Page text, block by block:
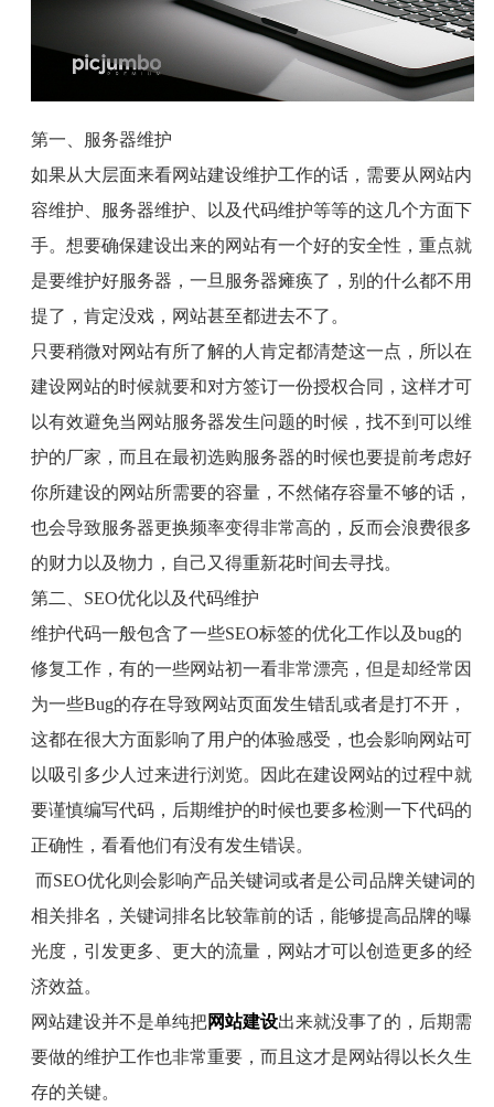
第一、服务器维护
如果从大层面来看网站建设维护工作的话，需要从网站内
容维护、服务器维护、以及代码维护等等的这几个方面下
手。想要确保建设出来的网站有一个好的安全性，重点就
是要维护好服务器，一旦服务器瘫痪了，别的什么都不用
提了，肯定没戏，网站甚至都进去不了。
只要稍微对网站有所了解的人肯定都清楚这一点，所以在
建设网站的时候就要和对方签订一份授权合同，这样才可
以有效避免当网站服务器发生问题的时候，找不到可以维
护的厂家，而且在最初选购服务器的时候也要提前考虑好
你所建设的网站所需要的容量，不然储存容量不够的话，
也会导致服务器更换频率变得非常高的，反而会浪费很多
的财力以及物力，自己又得重新花时间去寻找。
第二、 SEO优化以及代码维护
维护代码一般包含了一些SEO标签的优化工作以及bug的
修复工作，有的一些网站初一看非常漂亮，但是却经常因
为一些Bug的存在导致网站页面发生错乱或者是打不开，
这都在很大方面影响了用户的体验感受，也会影响网站可
以吸引多少人过来进行浏览。因此在建设网站的过程中就
要谨慎编写代码，后期维护的时候也要多检测一下代码的
正确性，看看他们有没有发生错误。
而SEO优化则会影响产品关键词或者是公司品牌关键词的
相关排名，关键词排名比较靠前的话，能够提高品牌的曝
光度，引发更多、更大的流量，网站才可以创造更多的经
济效益。
网站建设并不是单纯把网站建设出来就没事了的，后期需
要做的维护工作也非常重要，而且这才是网站得以长久生
存的关键。